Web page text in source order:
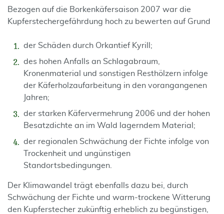
Bezogen auf die Borkenkäfersaison 2007 war die
Kupferstechergefährdung hoch zu bewerten auf Grund
der Schäden durch Orkantief Kyrill;
des hohen Anfalls an Schlagabraum,
Kronenmaterial und sonstigen Resthölzern infolge
der Käferholzaufarbeitung in den vorangangenen
Jahren;
der starken Käfervermehrung 2006 und der hohen
Besatzdichte an im Wald lagerndem Material;
der regionalen Schwächung der Fichte infolge von
Trockenheit und ungünstigen
Standortsbedingungen.
Der Klimawandel trägt ebenfalls dazu bei, durch
Schwächung der Fichte und warm-trockene Witterung
den Kupferstecher zukünftig erheblich zu begünstigen,